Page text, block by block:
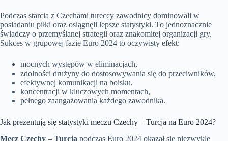
Podczas starcia z Czechami tureccy zawodnicy dominowali w
posiadaniu piłki oraz osiągnęli lepsze statystyki. To jednoznacznie
świadczy o przemyślanej strategii oraz znakomitej organizacji gry.
Sukces w grupowej fazie Euro 2024 to oczywisty efekt:
mocnych występów w eliminacjach,
zdolności drużyny do dostosowywania się do przeciwników,
efektywnej komunikacji na boisku,
koncentracji w kluczowych momentach,
pełnego zaangażowania każdego zawodnika.
Jak prezentują się statystyki meczu Czechy – Turcja na Euro 2024?
Mecz Czechy – Turcja podczas Euro 2024 okazał się niezwykle